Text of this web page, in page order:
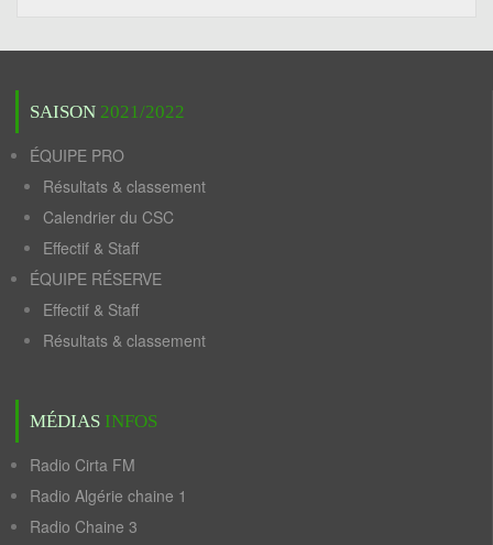
SAISON 2021/2022
ÉQUIPE PRO
Résultats & classement
Calendrier du CSC
Effectif & Staff
ÉQUIPE RÉSERVE
Effectif & Staff
Résultats & classement
MÉDIAS INFOS
Radio Cirta FM
Radio Algérie chaine 1
Radio Chaine 3